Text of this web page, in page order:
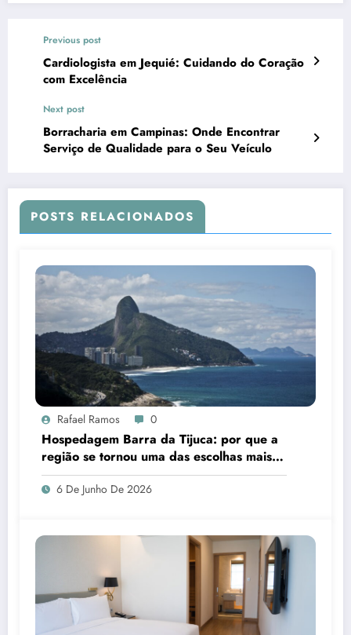
Previous post
Cardiologista em Jequié: Cuidando do Coração
com Excelência
Next post
Borracharia em Campinas: Onde Encontrar
Serviço de Qualidade para o Seu Veículo
POSTS RELACIONADOS
Rafael Ramos 0
Hospedagem Barra da Tijuca: por que a
região se tornou uma das escolhas mais
inteligentes para quem visita o Rio de
Janeiro
6 De Junho De 2026